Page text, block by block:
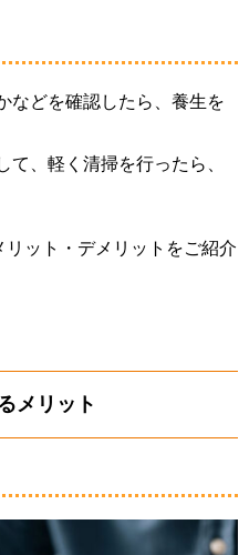
などを確認したら、養生を
、軽く清掃を行ったら、
ット・デメリットをご紹介
メリット